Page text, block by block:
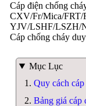
Cáp điện chống
CXV/Fr/Mica/
YJV/LSHF/LSZH/
Cáp chống cháy
Mục Lục
Quy cách
Bảng giá